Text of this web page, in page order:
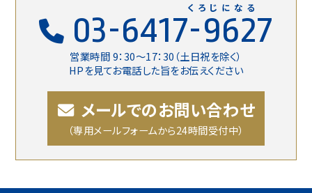
03-6417-9627
営業時間 9：30〜17：30（土日祝を除く）
HPを見てお電話した旨をお伝えください
くろじになる
メールでのお問い合わせ
（専用メールフォームから24時間受付中）